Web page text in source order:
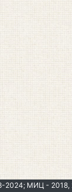
2024; МИЦ - 2018,